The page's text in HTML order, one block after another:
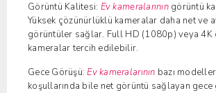
Görüntü Kalitesi: Ev kameralarının görüntü
Yüksek çözünürlüklü kameralar daha net ve
görüntüler sağlar. Full HD (1080p) veya 4K
kameralar tercih edilebilir.
Gece Görüşü: Ev kameralarının bazı
koşullarında bile net görüntü sağlayan gece